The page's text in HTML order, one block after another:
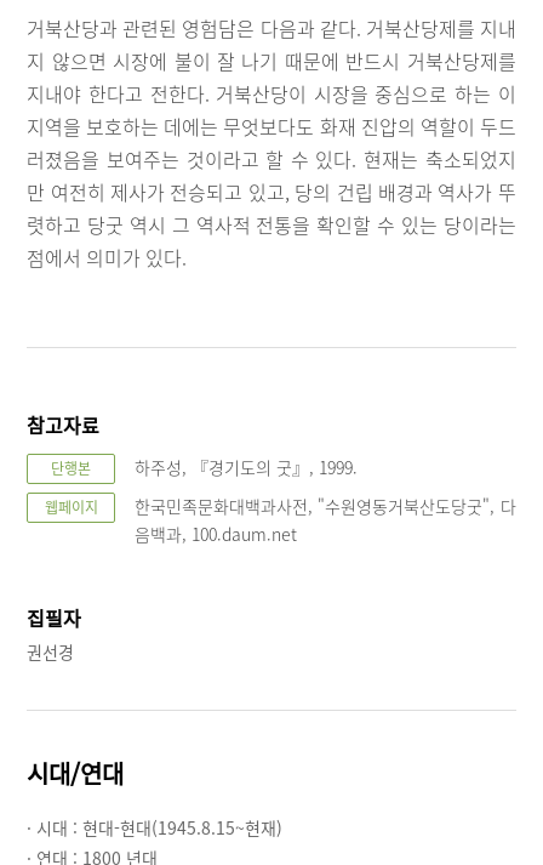
거북산당과 관련된 영험담은 다음과 같다. 거북산당제를 지내
지 않으면 시장에 불이 잘 나기 때문에 반드시 거북산당제를
지내야 한다고 전한다. 거북산당이 시장을 중심으로 하는 이
지역을 보호하는 데에는 무엇보다도 화재 진압의 역할이 두드
러졌음을 보여주는 것이라고 할 수 있다. 현재는 축소되었지
만 여전히 제사가 전승되고 있고, 당의 건립 배경과 역사가 뚜
렷하고 당굿 역시 그 역사적 전통을 확인할 수 있는 당이라는
점에서 의미가 있다.
참고자료
단행본 하주성, 『경기도의 굿』, 1999.
웹페이지
한국민족문화대백과사전, "수원영동거북산도당굿", 다
음백과, 100.daum.net
집필자
권선경
시대/연대
· 시대 :현대-현대(1945.8.15~현재)
· 연대 : 1800 년대